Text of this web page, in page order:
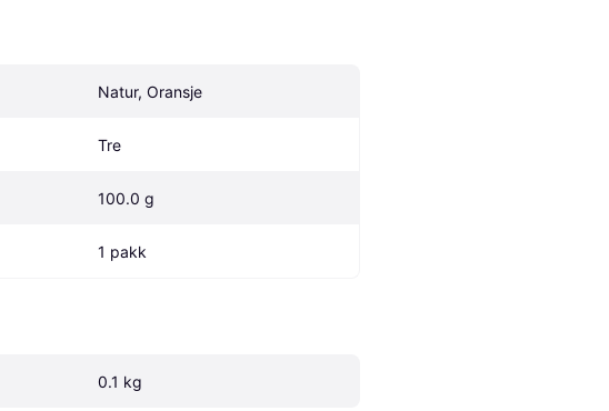
Natur, Oransje
Tre
100.0 g
1 pakk
0.1 kg